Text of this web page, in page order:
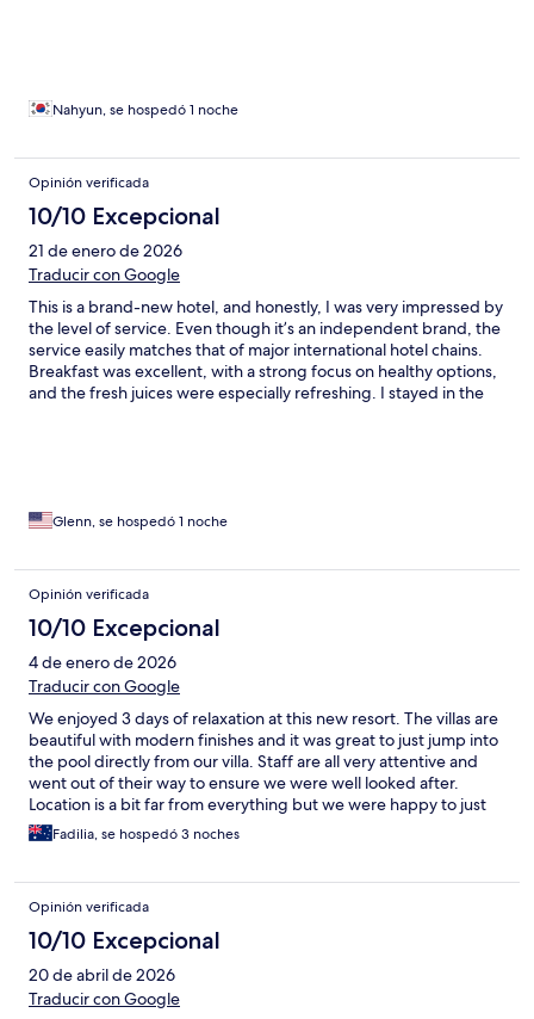
Nahyun, se hospedó 1 noche
Opinión verificada
10/10 Excepcional
21 de enero de 2026
Traducir con Google
This is a brand-new hotel, and honestly, I was very impressed by
the level of service. Even though it’s an independent brand, the
service easily matches that of major international hotel chains.
Breakfast was excellent, with a strong focus on healthy options,
and the fresh juices were especially refreshing. I stayed in the
Glenn, se hospedó 1 noche
Opinión verificada
10/10 Excepcional
4 de enero de 2026
Traducir con Google
We enjoyed 3 days of relaxation at this new resort. The villas are
beautiful with modern finishes and it was great to just jump into
the pool directly from our villa. Staff are all very attentive and
went out of their way to ensure we were well looked after.
Location is a bit far from everything but we were happy to just
spend the our time at the resort before finishing our holiday in
Nusa Dua. Breakfast was a La Carte and plenty to choose from.
Fadilia, se hospedó 3 noches
Opinión verificada
10/10 Excepcional
20 de abril de 2026
Traducir con Google